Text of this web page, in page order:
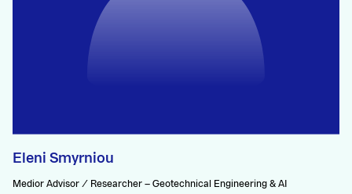
Eleni Smyrniou
Medior Advisor / Researcher – Geotechnical Engineering & AI